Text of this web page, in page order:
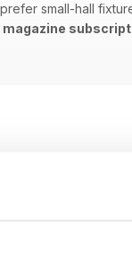
small-hall
magazine